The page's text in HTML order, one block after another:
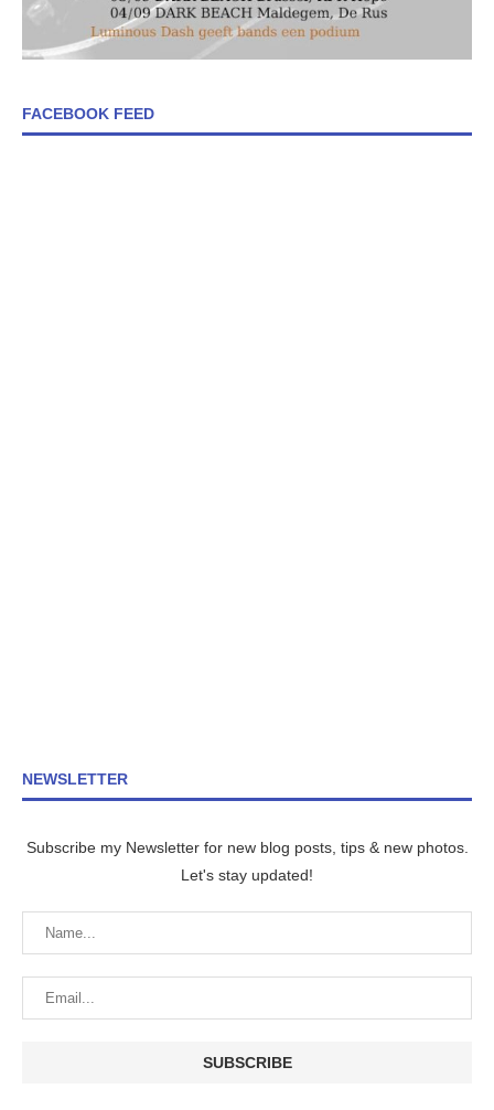
FACEBOOK FEED
NEWSLETTER
Subscribe my Newsletter for new blog posts, tips & new photos.
Let's stay updated!